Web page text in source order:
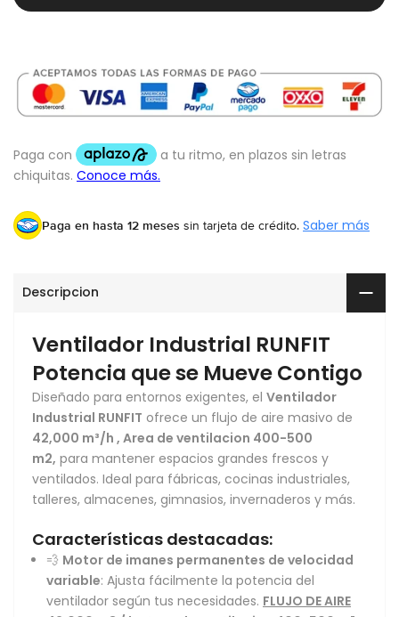
Paga en hasta 12 meses sin tarjeta de crédito. Saber más
Descripcion
Ventilador Industrial RUNFIT
Potencia que se Mueve Contigo
Diseñado para entornos exigentes, el Ventilador
Industrial RUNFIT ofrece un flujo de aire masivo de
42,000 m³/h , Area de ventilacion 400-500
m2, para mantener espacios grandes frescos y
ventilados. Ideal para fábricas, cocinas industriales,
talleres, almacenes, gimnasios, invernaderos y más.
Características destacadas:
💨 Motor de imanes permanentes de velocidad
variable: Ajusta fácilmente la potencia del
ventilador según tus necesidades. FLUJO DE AIRE